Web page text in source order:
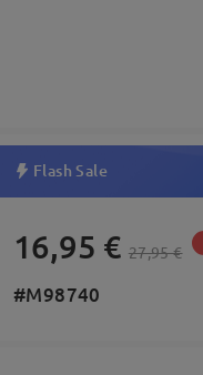
Flash Sale
16,95 € 27,95 €
#M98740